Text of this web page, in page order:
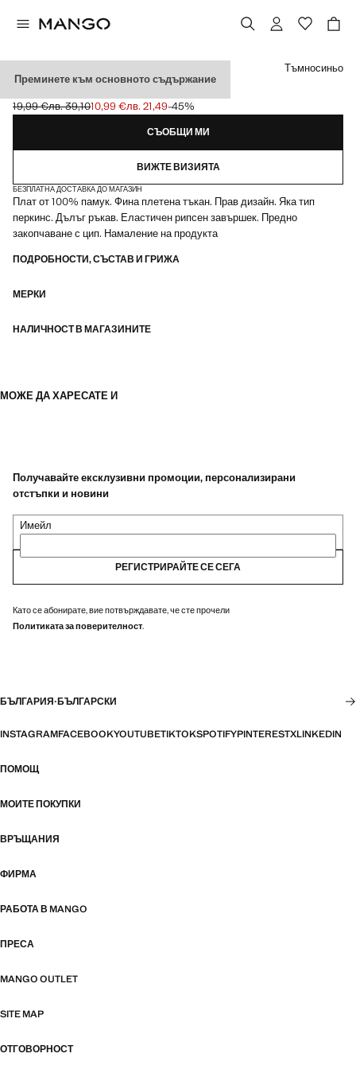
Преминете към основното съдържание
ПЛЕТЕНА ЖИЛЕТКА С ЦИП
Задраскана първоначална цена [19,99 € лв. 39,10]
19,99 €лв. 39,10
Текуща цена [10,99 € лв. 21,49]
10,99 €лв. 21,49-45%
Изберете цвят
Тъмносиньо
СЪОБЩИ МИ
ВИЖТЕ ВИЗИЯТА
БЕЗПЛАТНА ДОСТАВКА ДО МАГАЗИН
Плат от 100% памук. Фина плетена тъкан. Прав дизайн. Яка тип
перкинс. Дълъг ръкав. Еластичен рипсен завършек. Предно
закопчаване с цип. Намаление на продукта
ПОДРОБНОСТИ, СЪСТАВ И ГРИЖА
МЕРКИ
НАЛИЧНОСТ В МАГАЗИНИТЕ
МОЖЕ ДА ХАРЕСАТЕ И
Получавайте ексклузивни промоции, персонализирани
отстъпки и новини
Имейл
РЕГИСТРИРАЙТЕ СЕ СЕГА
Като се абонирате, вие потвърждавате, че сте прочели
Политиката за поверителност.
БЪЛГАРИЯ·БЪЛГАРСКИ
INSTAGRAMFACEBOOKYOUTUBETIKTOKSPOTIFYPINTERESTXLINKEDIN
ПОМОЩ
МОИТЕ ПОКУПКИ
ВРЪЩАНИЯ
ФИРМА
РАБОТА В MANGO
ПРЕСА
MANGO OUTLET
SITE MAP
ОТГОВОРНОСТ